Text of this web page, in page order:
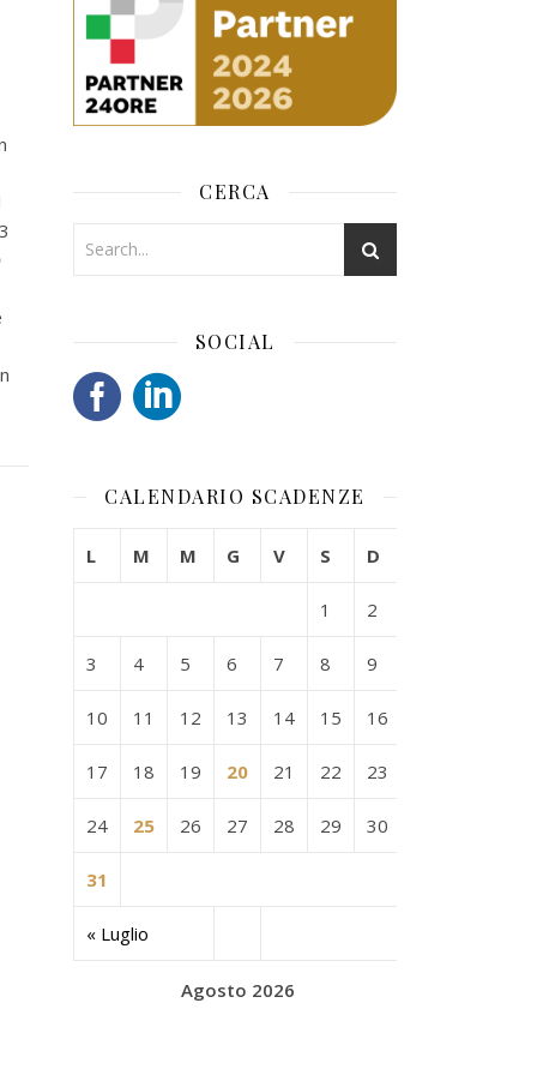
CERCA
SOCIAL
CALENDARIO SCADENZE
Agosto 2026
L M M G V S D
« Luglio
1 2
3 4 5 6 7 8 9
10 11 12 13 14 15 16
17 18 19 20 21 22 23
24 25 26 27 28 29 30
31